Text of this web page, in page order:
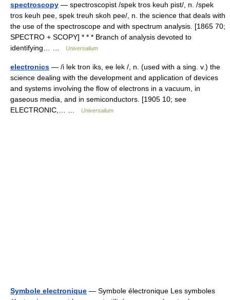
spectroscopy — spectroscopist /spek tros keuh pist/, n. /spek
tros keuh pee, spek treuh skoh pee/, n. the science that deals with
the use of the spectroscope and with spectrum analysis. [1865 70;
SPECTRO + SCOPY] * * * Branch of analysis devoted to
identifying… …
Universalium
electronics — /i lek tron iks, ee lek /, n. (used with a sing. v.) the
science dealing with the development and application of devices
and systems involving the flow of electrons in a vacuum, in
gaseous media, and in semiconductors. [1905 10; see
ELECTRONIC,… …
Universalium
Symbole electronique — Symbole électronique Les symboles